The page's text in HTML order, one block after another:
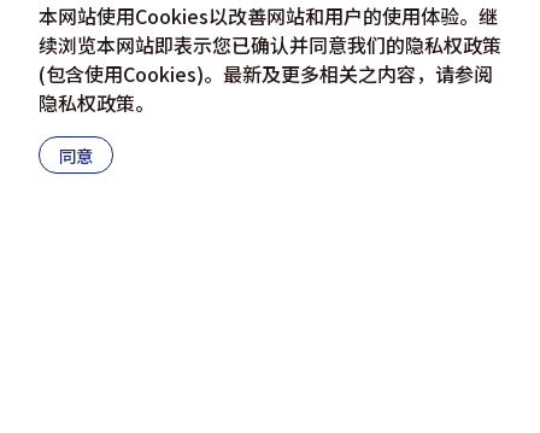
本网站使用Cookies以改善网站和用户的使用体验。继
续浏览本网站即表示您已确认并同意我们的隐私权政策
(包含使用Cookies)。最新及更多相关之内容，请参阅
隐私权政策。
同意